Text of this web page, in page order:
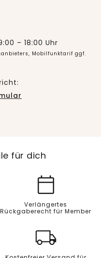
– 18:00 Uhr
Mobilfunktarif ggf.
für dich
Verlängertes
Rückgaberecht für Member